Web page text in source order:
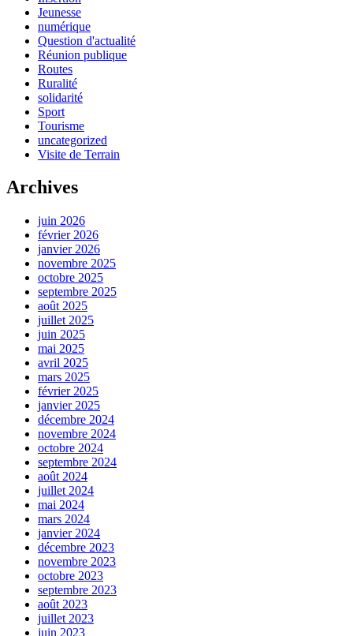
Jeunesse
numérique
Question d'actualité
Réunion publique
Routes
Ruralité
solidarité
Sport
Tourisme
uncategorized
Visite de Terrain
Archives
juin 2026
février 2026
janvier 2026
novembre 2025
octobre 2025
septembre 2025
août 2025
juillet 2025
juin 2025
mai 2025
avril 2025
mars 2025
février 2025
janvier 2025
décembre 2024
novembre 2024
octobre 2024
septembre 2024
août 2024
juillet 2024
mai 2024
mars 2024
janvier 2024
décembre 2023
novembre 2023
octobre 2023
septembre 2023
août 2023
juillet 2023
juin 2023